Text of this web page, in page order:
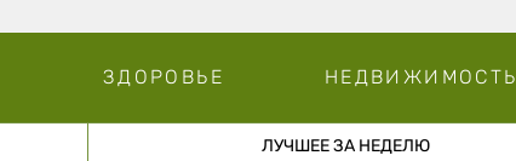
ЗДОРОВЬЕ НЕДВИЖИМОСТЬ
ЛУЧШЕЕ ЗА НЕДЕЛЮ